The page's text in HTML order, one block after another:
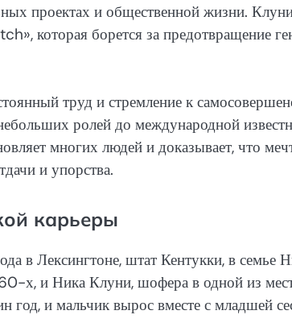
проектах и общественной жизни.
которая борется за предотвращение
труд и стремление к
ролей до международной
многих людей и доказывает, что
и упорства.
карьеры
в Лексингтоне, штат Кентукки, в семье
х, и Ника Клуни, шофера в одной из
год, и мальчик вырос вместе с младшей